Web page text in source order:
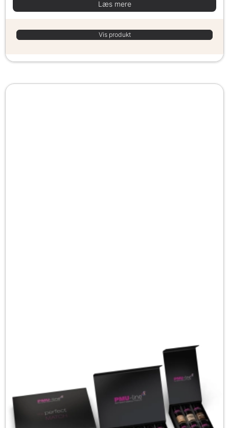
Læs mere
Vis produkt